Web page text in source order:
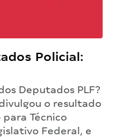
Policial:
Deputados PLF?
o resultado
Técnico
Federal, e